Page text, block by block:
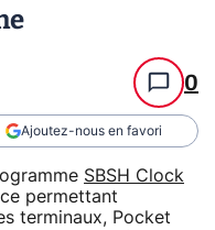
0
Ajoutez-nous en favori
SBSH Clock
permettant
terminaux, Pocket